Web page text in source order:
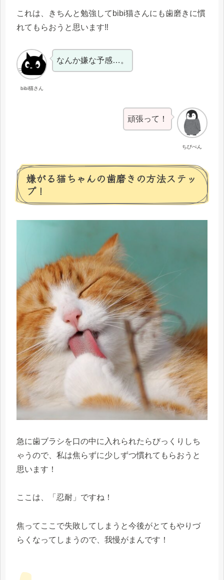
これは、きちんと勉強してbibi猫さんにも歯磨きに慣
れてもらおうと思います‼
bibi猫さん
なんか嫌な予感…。
ちびぺん
頑張って！
嫌がる猫ちゃんの歯磨きの方法ステッ
プ！
急に歯ブラシを口の中に入れられたらびっくりしち
ゃうので、私は焦らずに少しずつ慣れてもらおうと
思います！
ここは、「忍耐」ですね！
焦ってここで失敗してしまうと今後がとてもやりづ
らくなってしまうので、我慢がまんです！